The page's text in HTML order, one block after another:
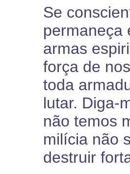
Se
permaneça
armas
força de
toda
lutar. Diga-
não temos
milícia não
destruir